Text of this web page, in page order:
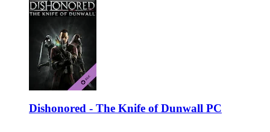
Dishonored - The Knife of Dunwall PC